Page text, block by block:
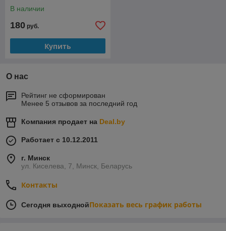
В наличии
180 руб.
Купить
О нас
Рейтинг не сформирован
Менее 5 отзывов за последний год
Компания продает на Deal.by
Работает с 10.12.2011
г. Минск
ул. Киселева, 7, Минск, Беларусь
Контакты
Сегодня выходнойПоказать весь график работы